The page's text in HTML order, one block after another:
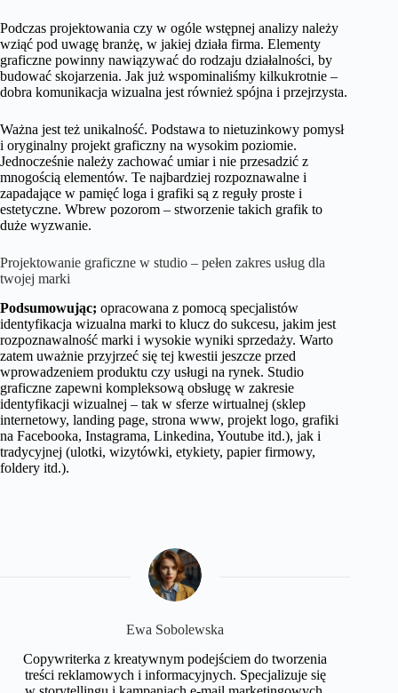
Podczas projektowania czy w ogóle wstępnej analizy należy
wziąć pod uwagę branżę, w jakiej działa firma. Elementy
graficzne powinny nawiązywać do rodzaju działalności, by
budować skojarzenia. Jak już wspominaliśmy kilkukrotnie –
dobra komunikacja wizualna jest również spójna i przejrzysta.
Ważna jest też unikalność. Podstawa to nietuzinkowy pomysł
i oryginalny projekt graficzny na wysokim poziomie.
Jednocześnie należy zachować umiar i nie przesadzić z
mnogością elementów. Te najbardziej rozpoznawalne i
zapadające w pamięć loga i grafiki są z reguły proste i
estetyczne. Wbrew pozorom – stworzenie takich grafik to
duże wyzwanie.
Projektowanie graficzne w studio – pełen zakres usług dla
twojej marki
Podsumowując; opracowana z pomocą specjalistów
identyfikacja wizualna marki to klucz do sukcesu, jakim jest
rozpoznawalność marki i wysokie wyniki sprzedaży. Warto
zatem uważnie przyjrzeć się tej kwestii jeszcze przed
wprowadzeniem produktu czy usługi na rynek. Studio
graficzne zapewni kompleksową obsługę w zakresie
identyfikacji wizualnej – tak w sferze wirtualnej (sklep
internetowy, landing page, strona www, projekt logo, grafiki
na Facebooka, Instagrama, Linkedina, Youtube itd.), jak i
tradycyjnej (ulotki, wizytówki, etykiety, papier firmowy,
foldery itd.).
Ewa Sobolewska
Copywriterka z kreatywnym podejściem do tworzenia
treści reklamowych i informacyjnych. Specjalizuje się